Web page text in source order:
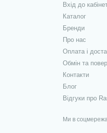
Вхід до
Каталог
Бренди
Про нас
Оплата і
Обмін та
Контакти
Блог
Відгуки про
Ми в